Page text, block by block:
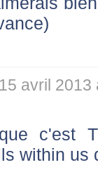
avril 2013
c'est
within us